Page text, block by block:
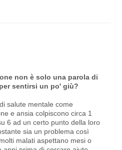
non è solo una parola di
sentirsi un po' giù?
salute mentale come
e ansia colpiscono circa 1
6 ad un certo punto della loro
sia un problema così
malati aspettano mesi o